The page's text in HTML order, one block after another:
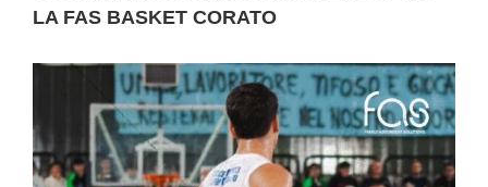
LA FAS BASKET CORATO